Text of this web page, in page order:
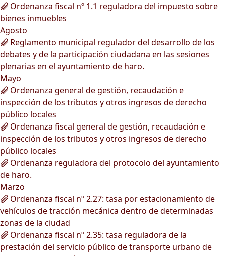
Ordenanza fiscal nº 1.1 reguladora del impuesto sobre
bienes inmuebles
Agosto
Reglamento municipal regulador del desarrollo de los
debates y de la participación ciudadana en las sesiones
plenarias en el ayuntamiento de haro.
Mayo
Ordenanza general de gestión, recaudación e
inspección de los tributos y otros ingresos de derecho
público locales
Ordenanza fiscal general de gestión, recaudación e
inspección de los tributos y otros ingresos de derecho
público locales
Ordenanza reguladora del protocolo del ayuntamiento
de haro.
Marzo
Ordenanza fiscal nº 2.27: tasa por estacionamiento de
vehículos de tracción mecánica dentro de determinadas
zonas de la ciudad
Ordenanza fiscal nº 2.35: tasa reguladora de la
prestación del servicio público de transporte urbano de